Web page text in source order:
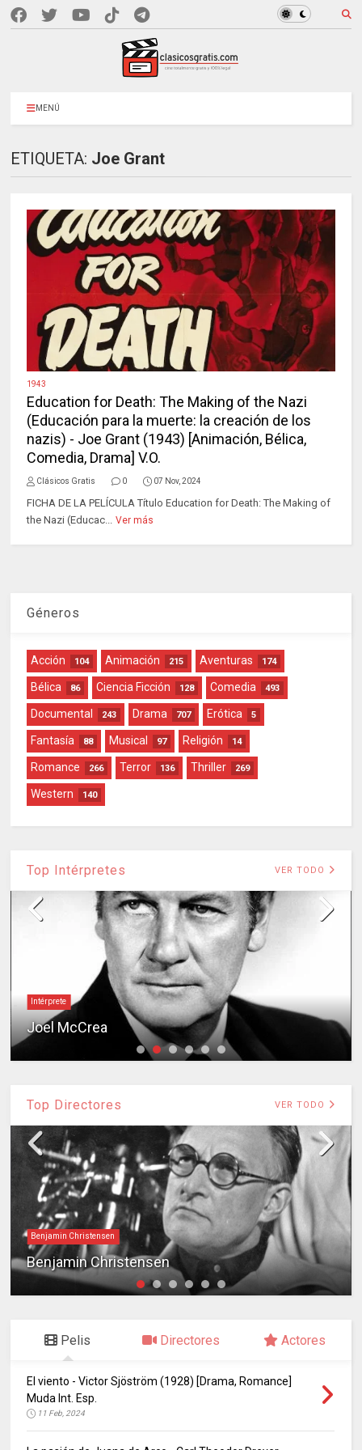
MENÚ
ETIQUETA: Joe Grant
1943
Education for Death: The Making of the Nazi
(Educación para la muerte: la creación de los
nazis) - Joe Grant (1943) [Animación, Bélica,
Comedia, Drama] V.O.
Clásicos Gratis 0 07 Nov, 2024
FICHA DE LA PELÍCULA Título Education for Death: The Making of
the Nazi (Educac... Ver más
Géneros
Acción 104 Animación 215 Aventuras 174
Bélica 86 Ciencia Ficción 128 Comedia 493
Documental 243 Drama 707 Erótica 5
Fantasía 88 Musical 97 Religión 14
Romance 266 Terror 136 Thriller 269
Western 140
Top Intérpretes VER TODO
Intérprete
Joel McCrea
Top Directores VER TODO
Benjamin Christensen
Benjamin Christensen
Pelis Directores Actores
El viento - Victor Sjöström (1928) [Drama, Romance]
Muda Int. Esp.
11 Feb, 2024